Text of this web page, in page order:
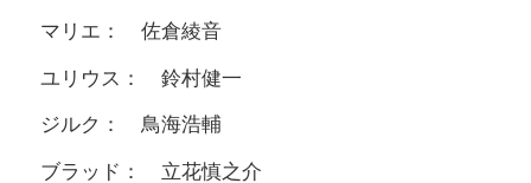
マリエ： 佐倉綾音
ユリウス： 鈴村健一
ジルク： 鳥海浩輔
ブラッド： 立花慎之介